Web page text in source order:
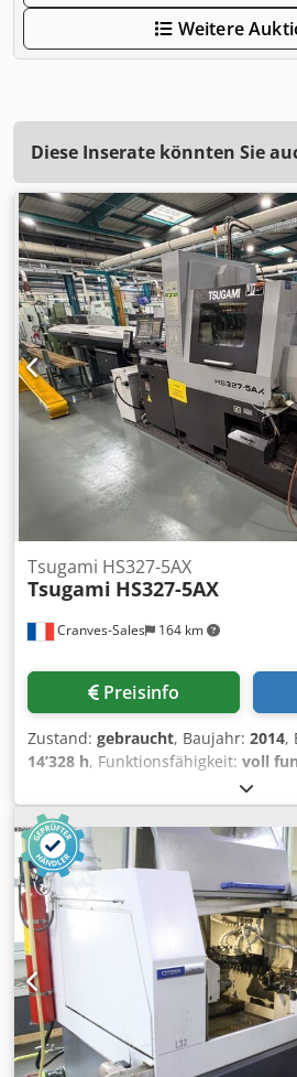
Weitere
Diese Inserate könnten Sie
Cranves-Sales 164 km
Tsugami HS327-5AX
Tsugami HS327-5AX
Preisinfo
Zustand: gebraucht, Baujahr: 2014,
14’328 h, Funktionsfähigkeit: voll
HS327-5AX Baujahr 2014
Stangendurchmesser: 32 mm
B-Achse LNS-Stangenlader Express
Teileförderband Fanuc-Steuerung
Hochdruckpumpe 80 bar / 21 l
Tofx Adxjwa